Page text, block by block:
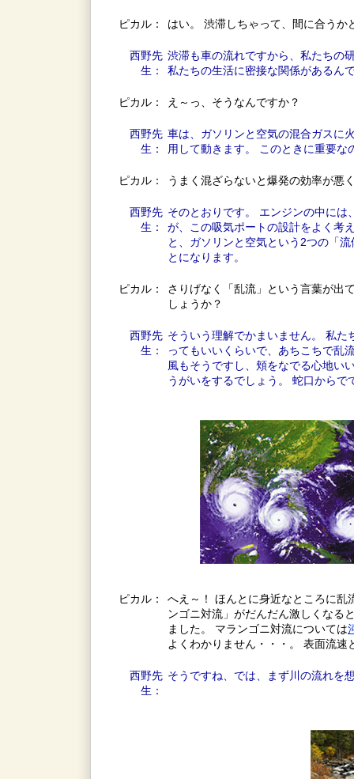
ピカル： はい。 渋滞しちゃって、間に合うか
西野先
生：
渋滞も車の流れですから、私たちの
私たちの生活に密接な関係があるん
ピカル： え～っ、そうなんですか？
西野先
生：
車は、ガソリンと空気の混合ガスに
用して動きます。 このときに重要
ピカル： うまく混ざらないと爆発の効率が悪
西野先
生：
そのとおりです。 エンジンの中に
が、この吸気ポートの設計をよく考
と、ガソリンと空気という2つの「
とになります。
ピカル：
さりげなく「乱流」という言葉が出
しょうか？
西野先
生：
そういう理解でかまいません。 私
ってもいいくらいで、あちこちで乱
風もそうですし、頬をなでる心地い
うがいをするでしょう。 蛇口から
ピカル：
へえ～！ ほんとに身近なところに乱
ンゴニ対流」がだんだん激しくなる
ました。 マランゴニ対流については
よくわかりません・・・。 表面流
西野先
生：
そうですね、では、まず川の流れを